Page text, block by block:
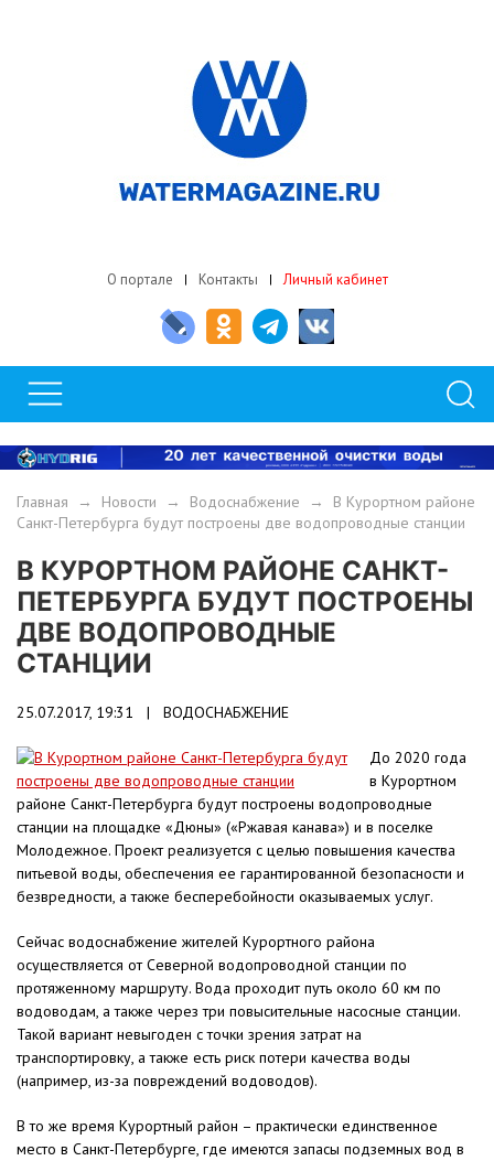
О портале Контакты Личный кабинет
Главная → Новости → Водоснабжение → В Курортном районе
Санкт-Петербурга будут построены две водопроводные станции
В КУРОРТНОМ РАЙОНЕ САНКТ-
ПЕТЕРБУРГА БУДУТ ПОСТРОЕНЫ
ДВЕ ВОДОПРОВОДНЫЕ
СТАНЦИИ
25.07.2017, 19:31 | ВОДОСНАБЖЕНИЕ
До 2020 года
в Курортном
районе Санкт-Петербурга будут построены водопроводные
станции на площадке «Дюны» («Ржавая канава») и в поселке
Молодежное. Проект реализуется с целью повышения качества
питьевой воды, обеспечения ее гарантированной безопасности и
безвредности, а также бесперебойности оказываемых услуг.
Сейчас водоснабжение жителей Курортного района
осуществляется от Северной водопроводной станции по
протяженному маршруту. Вода проходит путь около 60 км по
водоводам, а также через три повысительные насосные станции.
Такой вариант невыгоден с точки зрения затрат на
транспортировку, а также есть риск потери качества воды
(например, из-за повреждений водоводов).
В то же время Курортный район – практически единственное
место в Санкт-Петербурге, где имеются запасы подземных вод в